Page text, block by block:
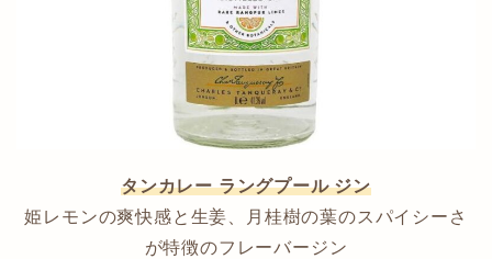
タンカレー ラングプール ジン
姫レモンの爽快感と生姜、月桂樹の葉のスパイシーさ
が特徴のフレーバージン